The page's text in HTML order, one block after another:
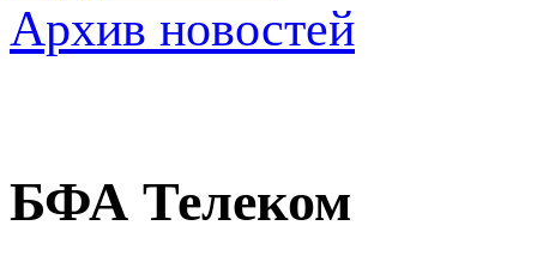
Архив новостей
БФА Телеком